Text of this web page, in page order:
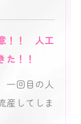
！！ 人工
た！！
一回目の人
産してしま